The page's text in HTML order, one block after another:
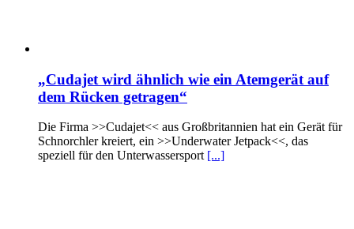
„Cudajet wird ähnlich wie ein Atemgerät auf
dem Rücken getragen“
Die Firma >>Cudajet<< aus Großbritannien hat ein Gerät für
Schnorchler kreiert, ein >>Underwater Jetpack<<, das
speziell für den Unterwassersport [...]